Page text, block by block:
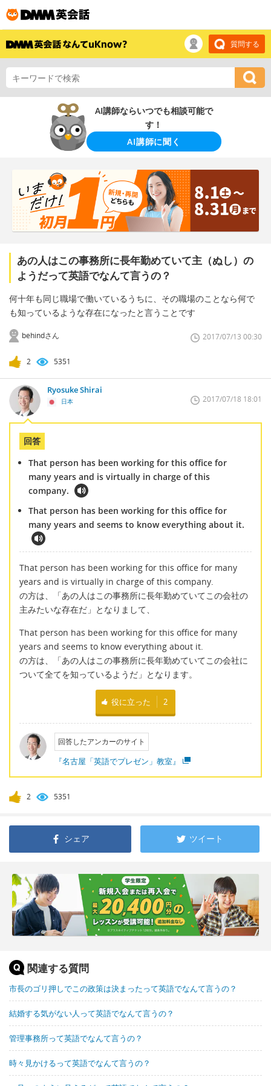
質問する
AI講師ならいつでも相談可能で
す！
AI講師に聞く
あの人はこの事務所に長年勤めていて主（ぬし）の
ようだって英語でなんて言うの？
何十年も同じ職場で働いているうちに、その職場のことなら何で
も知っているような存在になったと言うことです
behindさん 2017/07/13 00:30
2 5351
Ryosuke Shirai
日本 2017/07/18 18:01
回答
That person has been working for this office for
many years and is virtually in charge of this
company.
That person has been working for this office for
many years and seems to know everything about it.
That person has been working for this office for many
years and is virtually in charge of this company.
の方は、「あの人はこの事務所に長年勤めていてこの会社の
主みたいな存在だ」となりまして、
That person has been working for this office for many
years and seems to know everything about it.
の方は、「あの人はこの事務所に長年勤めていてこの会社に
ついて全てを知っているようだ」となります。
役に立った 2
回答したアンカーのサイト
『名古屋「英語でプレゼン」教室』
2 5351
シェア ツイート
関連する質問
市長のゴリ押しでこの政策は決まったって英語でなんて言うの？
結婚する気がない人って英語でなんて言うの？
管理事務所って英語でなんて言うの？
時々見かけるって英語でなんて言うの？